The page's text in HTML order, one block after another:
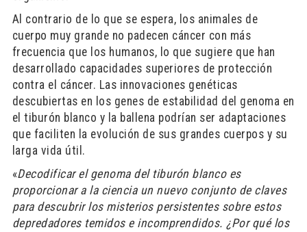
Al contrario de lo que se espera, los animales de
cuerpo muy grande no padecen cáncer con más
frecuencia que los humanos, lo que sugiere que han
desarrollado capacidades superiores de protección
contra el cáncer. Las innovaciones genéticas
descubiertas en los genes de estabilidad del genoma en
el tiburón blanco y la ballena podrían ser adaptaciones
que faciliten la evolución de sus grandes cuerpos y su
larga vida útil.
«Decodificar el genoma del tiburón blanco es
proporcionar a la ciencia un nuevo conjunto de claves
para descubrir los misterios persistentes sobre estos
depredadores temidos e incomprendidos. ¿Por qué los